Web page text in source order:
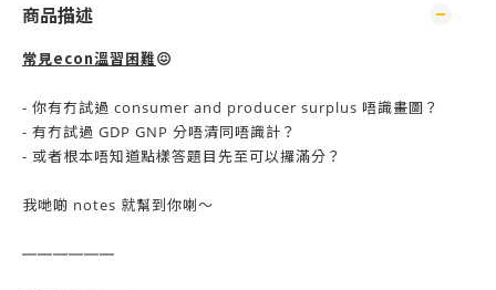
商品描述
常見econ溫習困難😖
- 你有冇試過 consumer and producer surplus 唔識畫圖？
- 有冇試過 GDP GNP 分唔清同唔識計？
- 或者根本唔知道點樣答題目先至可以攞滿分？
我哋啲 notes 就幫到你喇～
——————